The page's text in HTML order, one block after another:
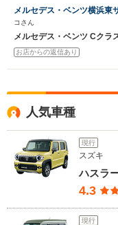
メルセデス・ベンツ横浜東
コさん
メルセデス・ベンツ Cクラ
お店からの返信あり
人気車種
現行
スズキ
ハスラ
4.3
現行